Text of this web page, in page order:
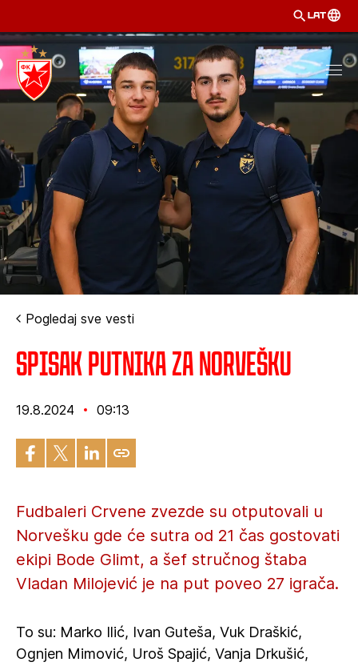
LAT
Pogledaj sve vesti
Spisak putnika za Norvešku
19.8.2024 09:13
Fudbaleri Crvene zvezde su otputovali u
Norvešku gde će sutra od 21 čas gostovati
ekipi Bode Glimt, a šef stručnog štaba
Vladan Milojević je na put poveo 27 igrača.
To su: Marko Ilić, Ivan Guteša, Vuk Draškić,
Ognjen Mimović, Uroš Spajić, Vanja Drkušić,